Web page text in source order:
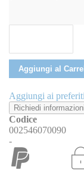
Aggiungi al
Aggiungi ai preferiti
Richiedi informazioni
Codice
002546070090
-